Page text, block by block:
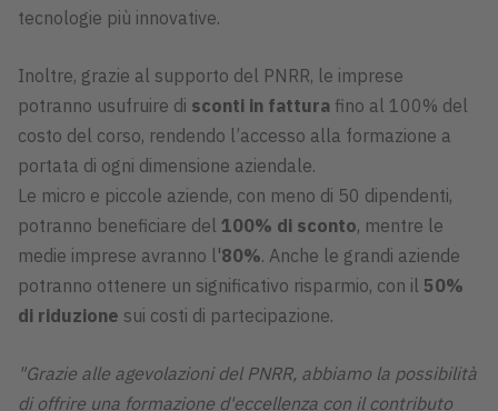
tecnologie più innovative.
Inoltre, grazie al supporto del PNRR, le imprese
potranno usufruire di sconti in fattura fino al 100% del
costo del corso, rendendo l’accesso alla formazione a
portata di ogni dimensione aziendale.
Le micro e piccole aziende, con meno di 50 dipendenti,
potranno beneficiare del 100% di sconto, mentre le
medie imprese avranno l'80%. Anche le grandi aziende
potranno ottenere un significativo risparmio, con il 50%
di riduzione sui costi di partecipazione.
"Grazie alle agevolazioni del PNRR, abbiamo la possibilità
di offrire una formazione d'eccellenza con il contributo